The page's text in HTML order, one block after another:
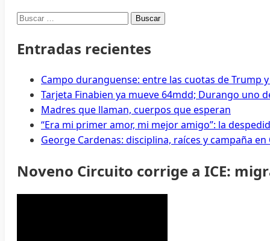
Buscar:
Entradas recientes
Campo duranguense: entre las cuotas de Trump
Tarjeta Finabien ya mueve 64mdd; Durango uno
Madres que llaman, cuerpos que esperan
“Era mi primer amor, mi mejor amigo”: la
George Cardenas: disciplina, raíces y campaña en
Noveno Circuito corrige a ICE: